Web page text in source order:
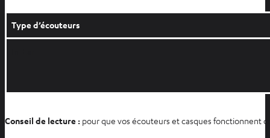
Type d’écouteurs
Conseil de lecture : pour que vos écouteurs et casques fonctionnent